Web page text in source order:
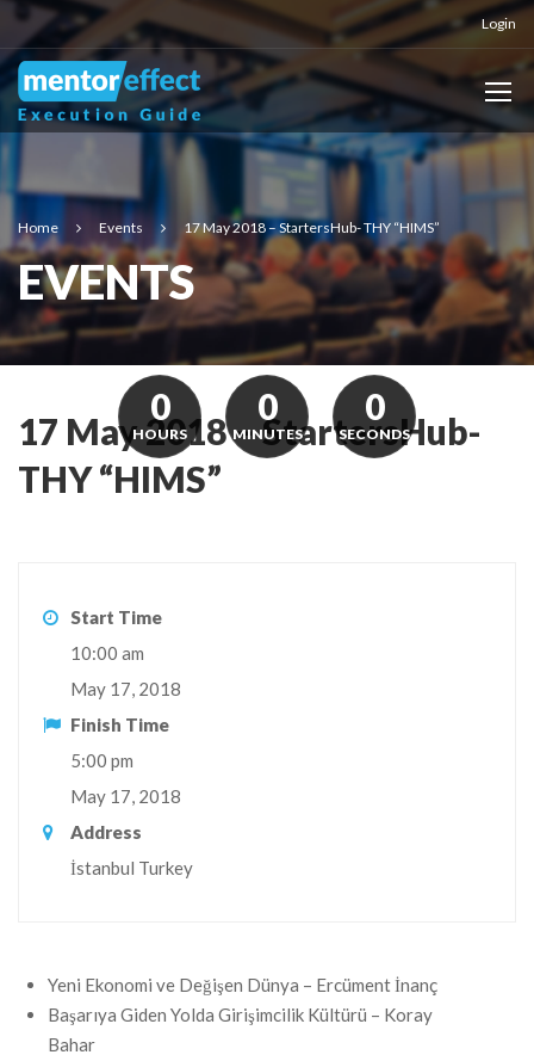
Login
Home Events 17 May 2018 – StartersHub- THY “HIMS”
EVENTS
17 May 2018 – StartersHub-
THY “HIMS”
0
HOURS
0
MINUTES
0
SECONDS
Start Time
10:00 am
May 17, 2018
Finish Time
5:00 pm
May 17, 2018
Address
İstanbul Turkey
Yeni Ekonomi ve Değişen Dünya – Ercüment İnanç
Başarıya Giden Yolda Girişimcilik Kültürü – Koray
Bahar